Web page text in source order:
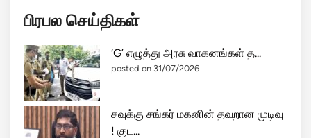
பிரபல செய்திகள்
‘G’ எழுத்து அரசு வாகனங்கள் த...
posted on 31/07/2026
சவுக்கு சங்கர் மகனின் தவறான முடிவு
! குட...